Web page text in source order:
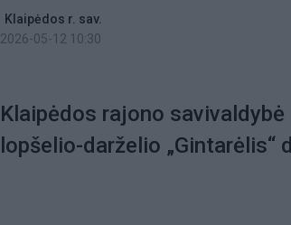
Klaipėdos r. sav.
2026-05-12 10:30
Klaipėdos rajono
lopšelio-darželio